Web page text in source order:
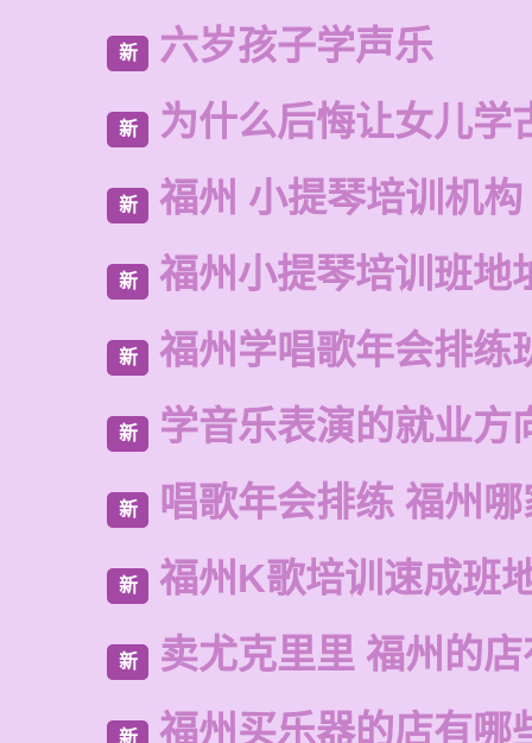
新 六岁孩子学声乐
新 为什么后悔让女儿学
新 福州 小提琴培训机构
新 福州小提琴培训班地
新 福州学唱歌年会排练
新 学音乐表演的就业方
新 唱歌年会排练 福州
新 福州K歌培训速成班
新 卖尤克里里 福州的
新 福州买乐器的店有哪